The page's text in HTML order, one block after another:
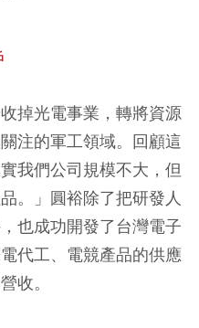
掉光電事業，轉將資源
注的軍工領域。回顧這
我們公司規模不大，但
。」圓裕除了把研發人
也成功開發了台灣電子
代工、電競產品的供應
收。